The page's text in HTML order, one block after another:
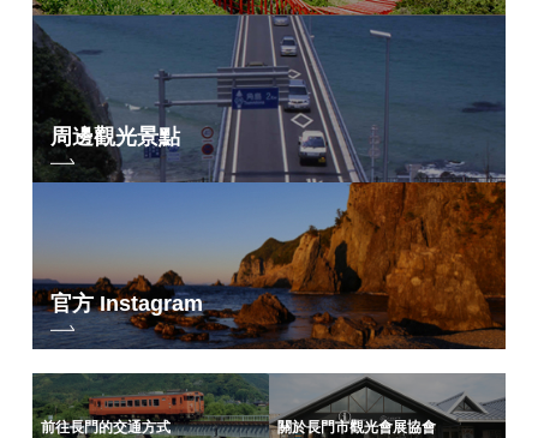
周邊觀光景點
官方 Instagram
前往長門的交通方式 關於長門市觀光會展協會